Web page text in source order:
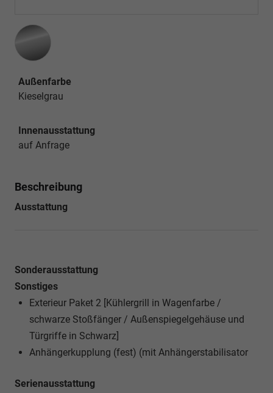
Außenfarbe
Kieselgrau
Innenausstattung
auf Anfrage
Beschreibung
Ausstattung
Sonderausstattung
Sonstiges
Exterieur Paket 2 [Kühlergrill in Wagenfarbe /
schwarze Stoßfänger / Außenspiegelgehäuse und
Türgriffe in Schwarz]
Anhängerkupplung (fest) (mit Anhängerstabilisator
Serienausstattung